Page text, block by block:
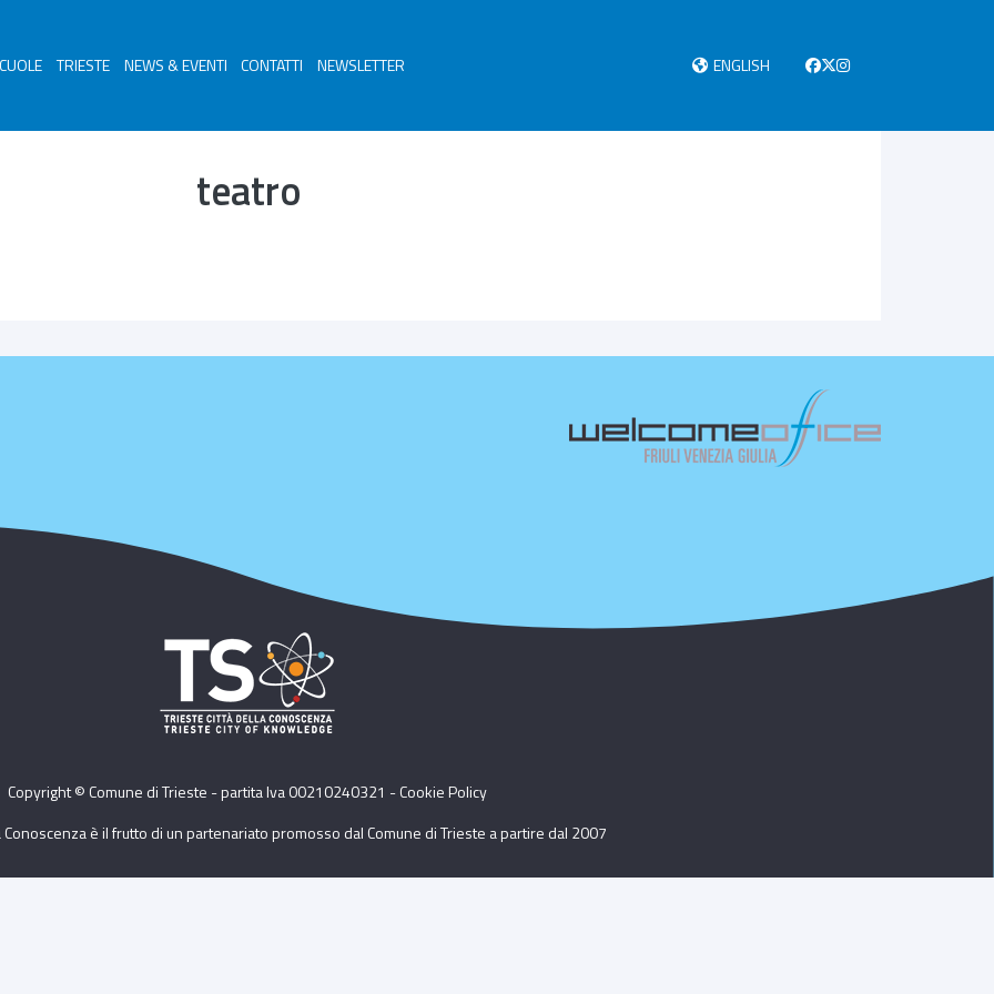
TRIESTE NEWS & EVENTI CONTATTI NEWSLETTER ENGLISH
teatro
Copyright © Comune di Trieste - partita Iva 00210240321 -Cookie Policy
Conoscenza è il frutto di un partenariato promosso dal Comune di Trieste a partire dal 2007